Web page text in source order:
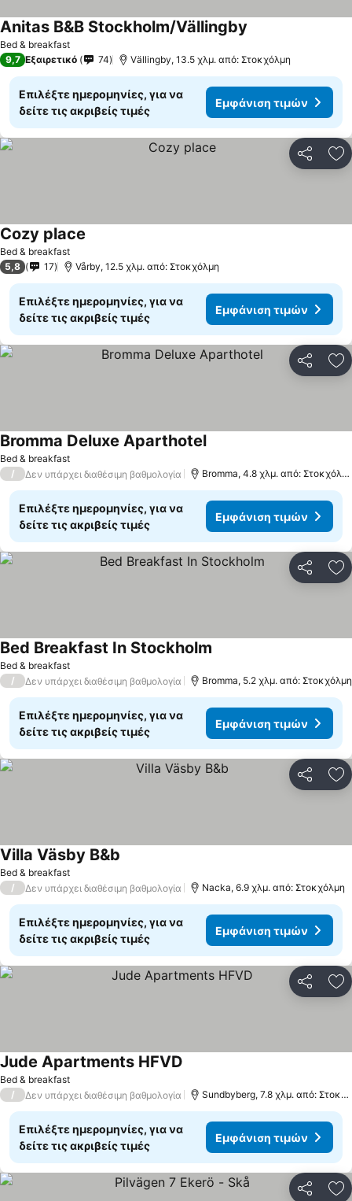
Bed & breakfast
Anitas B&B Stockholm/Vällingby
9,7 Εξαιρετικό 74 Vällingby, 13.5 χλμ. από: Στοκχόλμη
Επιλέξτε ημερομηνίες, για να
δείτε τις ακριβείς τιμές
Εμφάνιση τιμών
Bed & breakfast
Cozy place
5,8 17 Vårby, 12.5 χλμ. από: Στοκχόλμη
Επιλέξτε ημερομηνίες, για να
δείτε τις ακριβείς τιμές
Εμφάνιση τιμών
Bed & breakfast
Bromma Deluxe Aparthotel
/ Δεν υπάρχει διαθέσιμη βαθμολογία Bromma, 4.8 χλμ. από: Στοκχόλμη
Επιλέξτε ημερομηνίες, για να
δείτε τις ακριβείς τιμές
Εμφάνιση τιμών
Bed & breakfast
Bed Breakfast In Stockholm
/ Δεν υπάρχει διαθέσιμη βαθμολογία Bromma, 5.2 χλμ. από: Στοκχόλμη
Επιλέξτε ημερομηνίες, για να
δείτε τις ακριβείς τιμές
Εμφάνιση τιμών
Bed & breakfast
Villa Väsby B&b
/ Δεν υπάρχει διαθέσιμη βαθμολογία Nacka, 6.9 χλμ. από: Στοκχόλμη
Επιλέξτε ημερομηνίες, για να
δείτε τις ακριβείς τιμές
Εμφάνιση τιμών
Bed & breakfast
Jude Apartments HFVD
/ Δεν υπάρχει διαθέσιμη βαθμολογία Sundbyberg, 7.8 χλμ. από: Στοκχόλμη
Επιλέξτε ημερομηνίες, για να
δείτε τις ακριβείς τιμές
Εμφάνιση τιμών